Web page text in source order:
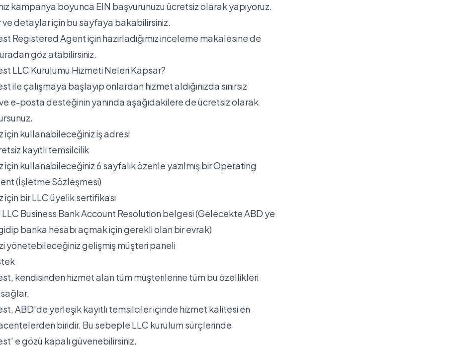
kampanya boyunca EIN başvurunuzu ücretsiz olarak yapıyoruz.
ve detaylar içinbu sayfaya bakabilirsiniz.
Registered Agent için hazırladığımız inceleme makalesine de
göz atabilirsiniz.
LLC Kurulumu Hizmeti Neleri Kapsar?
ile çalışmaya başlayıp onlardan hizmet aldığınızda sınırsız
e-posta desteğinin yanında aşağıdakilere de ücretsiz olarak
için kullanabileceğiniz iş adresi
kayıtlı temsilcilik
için kullanabileceğiniz 6 sayfalık özenle yazılmış bir Operating
(İşletme Sözleşmesi)
için bir LLC üyelik sertifikası
Business Bank Account Resolution belgesi (Gelecekte ABD ye
banka hesabı açmak için gerekli olan bir evrak)
yönetebileceğiniz gelişmiş müşteri paneli
kendisinden hizmet alan tüm müşterilerine tüm bu özellikleri
ABD'de yerleşik kayıtlı temsilciler içinde hizmet kalitesi en
biridir. Bu sebeple LLC kurulum sürçlerinde
e gözü kapalı güvenebilirsiniz.